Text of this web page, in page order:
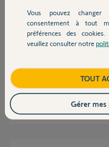
Devis avec un pro
Contact
Bonne soirée
Charly il y a presque
Merci de votre proposition,
Philippe D. il y a
Vous pouvez
consentement à tout
préférences des
veuillez consulter notre
TOUT
Gérer mes